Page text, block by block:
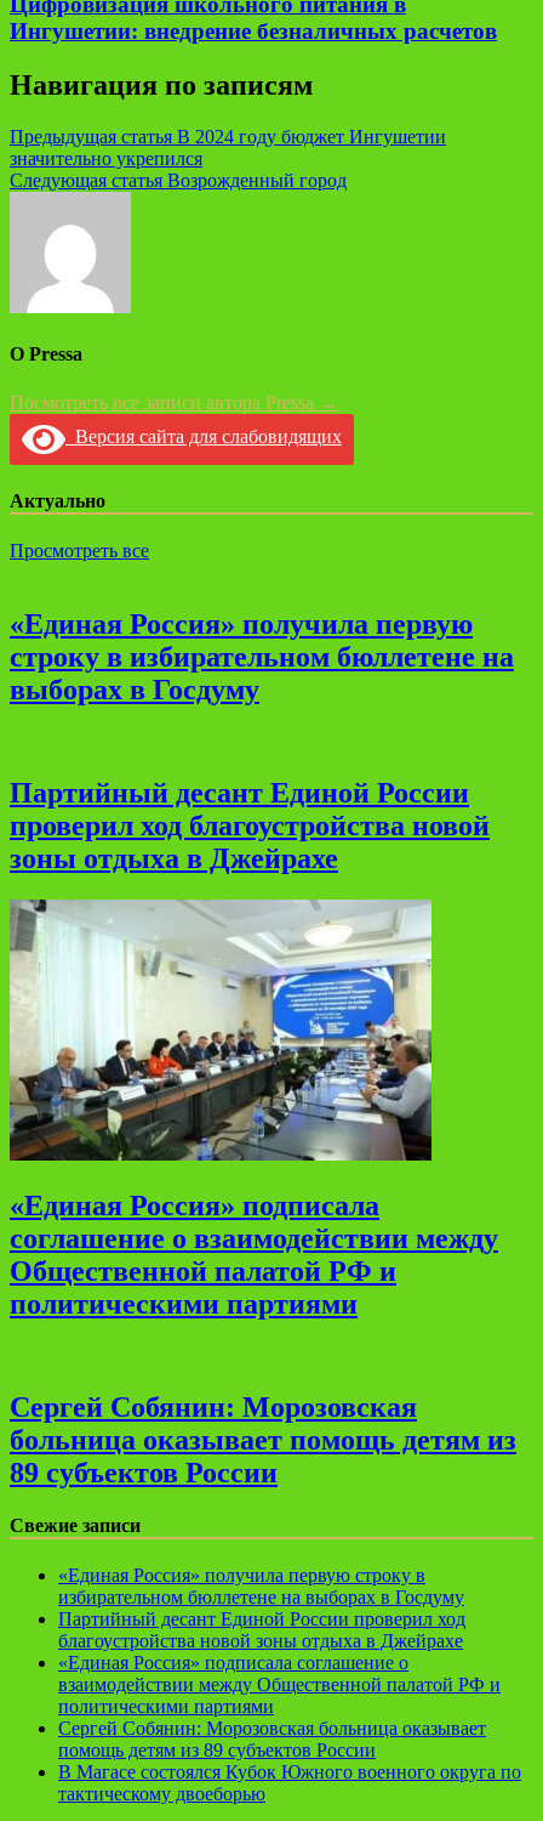
Ингушетии: внедрение безналичных расчетов
Навигация по записям
Предыдущая статья В 2024 году бюджет Ингушетии
значительно укрепился
Следующая статья Возрожденный город
О Pressa
Посмотреть все записи автора Pressa →
Версия сайта для слабовидящих
Актуально
Просмотреть все
«Единая Россия» получила первую
строку в избирательном бюллетене на
выборах в Госдуму
Партийный десант Единой России
проверил ход благоустройства новой
зоны отдыха в Джейрахе
«Единая Россия» подписала
соглашение о взаимодействии между
Общественной палатой РФ и
политическими партиями
Сергей Собянин: Морозовская
больница оказывает помощь детям из
89 субъектов России
Свежие записи
«Единая Россия» получила первую строку в
избирательном бюллетене на выборах в Госдуму
Партийный десант Единой России проверил ход
благоустройства новой зоны отдыха в Джейрахе
«Единая Россия» подписала соглашение о
взаимодействии между Общественной палатой РФ и
политическими партиями
Сергей Собянин: Морозовская больница оказывает
помощь детям из 89 субъектов России
В Магасе состоялся Кубок Южного военного округа по
тактическому двоеборью